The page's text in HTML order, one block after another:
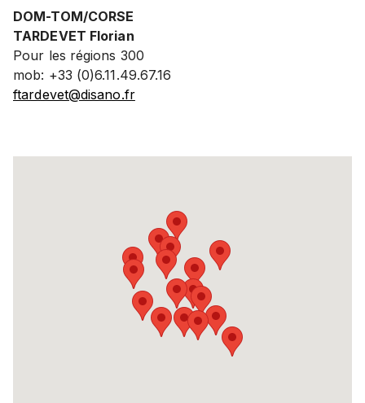
DOM-TOM/CORSE
TARDEVET Florian
Pour les régions 300
mob: +33 (0)6.11.49.67.16
ftardevet@disano.fr